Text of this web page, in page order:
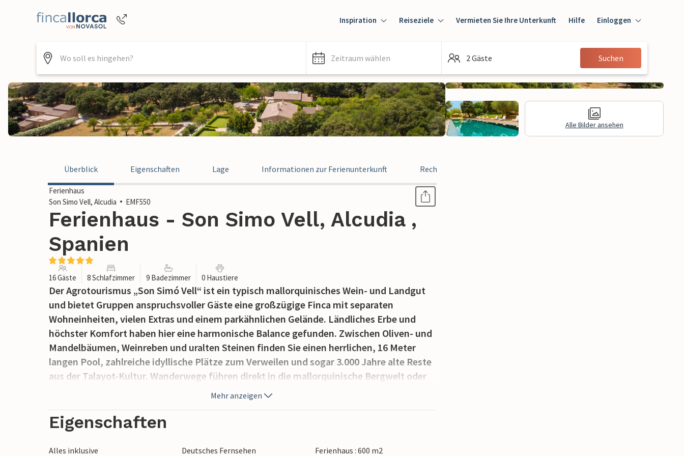
+4952144818470
Inspiration Reiseziele Vermieten Sie Ihre Unterkunft Hilfe Einloggen
Einloggen
Gast
Zeitraum wählen 2 Gäste Suchen
Alle Bilder ansehen
Überblick Eigenschaften Lage Informationen zur Ferienunterkunft Rechtliche Informationen
Ferienhaus
Son Simo Vell, Alcudia
EMF550
Ferienhaus - Son Simo Vell, Alcudia ,
Spanien
16 Gäste 8 Schlafzimmer 9 Badezimmer 0 Haustiere
Der Agrotourismus „Son Simó Vell“ ist ein typisch mallorquinisches Wein- und Landgut
und bietet Gruppen anspruchsvoller Gäste eine großzügige Finca mit separaten
Wohneinheiten, vielen Extras und einem parkähnlichen Gelände. Ländliches Erbe und
höchster Komfort haben hier eine harmonische Balance gefunden. Zwischen Oliven- und
Mandelbäumen, Weinreben und uralten Steinen finden Sie einen herrlichen, 16 Meter
langen Pool, zahlreiche idyllische Plätze zum Verweilen und sogar 3.000 Jahre alte Reste
aus der Talayot-Kultur. Wanderwege führen direkt in die mallorquinische Bergwelt oder
zur Bodega mit ihren großen Holzfässern, die nur wenige Schritte vom Haupthaus
entfernt liegt. Als ideale Begleitung zu Ihrem Barbecue bieten wir Ihnen einen Merlot,
Cabernet Sauvignon oder Syrah aus unseren eigenen Trauben an – ein Genuss, der selbst
Weinkenner überzeugt.
Mehr anzeigen
Eigenschaften
Alles inklusive Deutsches Fernsehen
Ferienhaus : 600 m2